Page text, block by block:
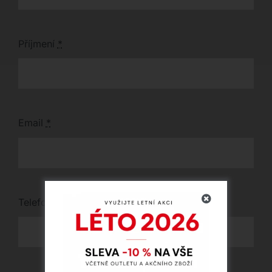
Příjmení *
Email *
Telefon